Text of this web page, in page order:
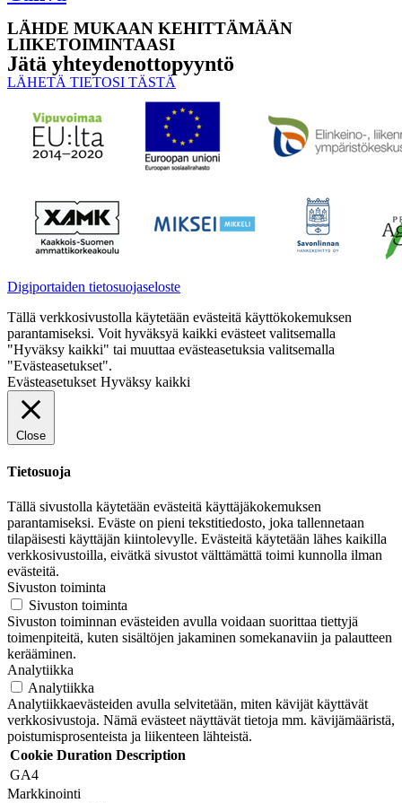
LÄHDE MUKAAN KEHITTÄMÄÄN
LIIKETOIMINTAASI
Jätä yhteyden­ottopyyntö
LÄHETÄ TIETOSI TÄSTÄ
Digiportaiden tietosuojaseloste
Tällä verkkosivustolla käytetään evästeitä käyttökokemuksen
parantamiseksi. Voit hyväksyä kaikki evästeet valitsemalla
"Hyväksy kaikki" tai muuttaa evästeasetuksia valitsemalla
"Evästeasetukset".
Evästeasetukset Hyväksy kaikki
Close
Tietosuoja
Tällä sivustolla käytetään evästeitä käyttäjäkokemuksen
parantamiseksi. Eväste on pieni tekstitiedosto, joka tallennetaan
tilapäisesti käyttäjän kiintolevylle. Evästeitä käytetään lähes kaikilla
verkkosivustoilla, eivätkä sivustot välttämättä toimi kunnolla ilman
evästeitä.
Sivuston toiminta
Sivuston toiminta
Sivuston toiminnan evästeiden avulla voidaan suorittaa tiettyjä
toimenpiteitä, kuten sisältöjen jakaminen somekanaviin ja palautteen
kerääminen.
Analytiikka
Analytiikka
Analytiikkaevästeiden avulla selvitetään, miten kävijät käyttävät
verkkosivustoja. Nämä evästeet näyttävät tietoja mm. kävijämääristä,
poistumisprosenteista ja liikenteen lähteistä.
Cookie Duration Description
GA4
Markkinointi